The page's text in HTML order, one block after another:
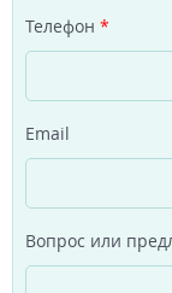
Телефон *
Email
Вопрос или